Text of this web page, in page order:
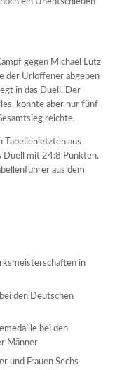
gegen Michael Lutz
der Urloffener abgeben
in das Duell. Der
konnte aber nur fünf
reichte.
Tabellenletzten aus
Duell mit 24:8 Punkten.
aus dem
in
den Deutschen
bei den
Männer
und Frauen Sechs